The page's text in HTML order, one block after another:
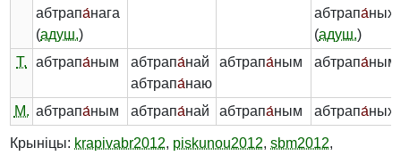
абтрапа́нага
(адуш.)
абтрапа́ных
(адуш.)
Т.
абтрапа́ным абтрапа́най
абтрапа́наю
абтрапа́ным абтрапа́нымі
М. абтрапа́ным абтрапа́най абтрапа́ным абтрапа́ных
Крыніцы: krapivabr2012, piskunou2012, sbm2012,